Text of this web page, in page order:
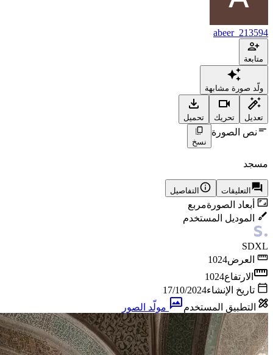
abeer_213594
متابعة
ولّد صورة مشابهة
تعديل تحريك تحميل
نص الصورة
نسخ
مسجد
التعليقات التفاصيل
أبعاد الصورةمربع
الموديل المستخدم
SDXL
العرض1024
الارتفاع1024
تاريخ الإنشاء17/10/2024
التطبيق المستخدم
مولّد الصور